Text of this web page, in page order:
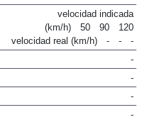
velocidad indicada
(km/h)
50 90
120
velocidad real (km/h)
- -
-
-
-
-
-